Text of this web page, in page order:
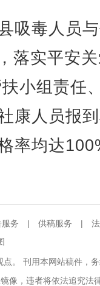
毒人员
落实平安
小组责任
康人员报
率均达
服务 | 供稿服务 |
。 刊用本网站稿件，
像，违者将依法追究法